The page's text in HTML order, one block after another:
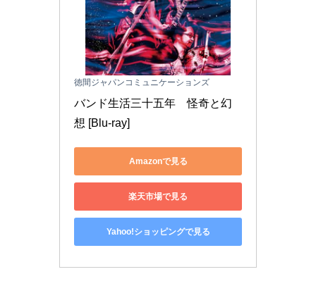
徳間ジャパンコミュニケーションズ
バンド生活三十五年　怪奇と幻
想 [Blu-ray]
Amazonで見る
楽天市場で見る
Yahoo!ショッピングで見る